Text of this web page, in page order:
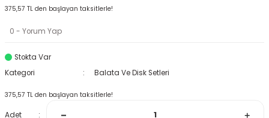
375,57 TL den başlayan taksitlerle!
0 - Yorum Yap
Stokta Var
Kategori
Balata Ve Disk Setleri
375,57 TL den başlayan taksitlerle!
Adet